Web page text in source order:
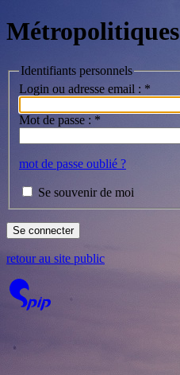
Métropolitiques
Identifiants personnels
Login ou adresse email : *
Mot de passe : *
mot de passe oublié ?
Se souvenir de moi
retour au site public